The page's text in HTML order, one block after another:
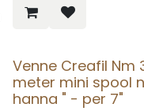
Venne Creafil Nm
meter mini spool
hanna " - per 7"